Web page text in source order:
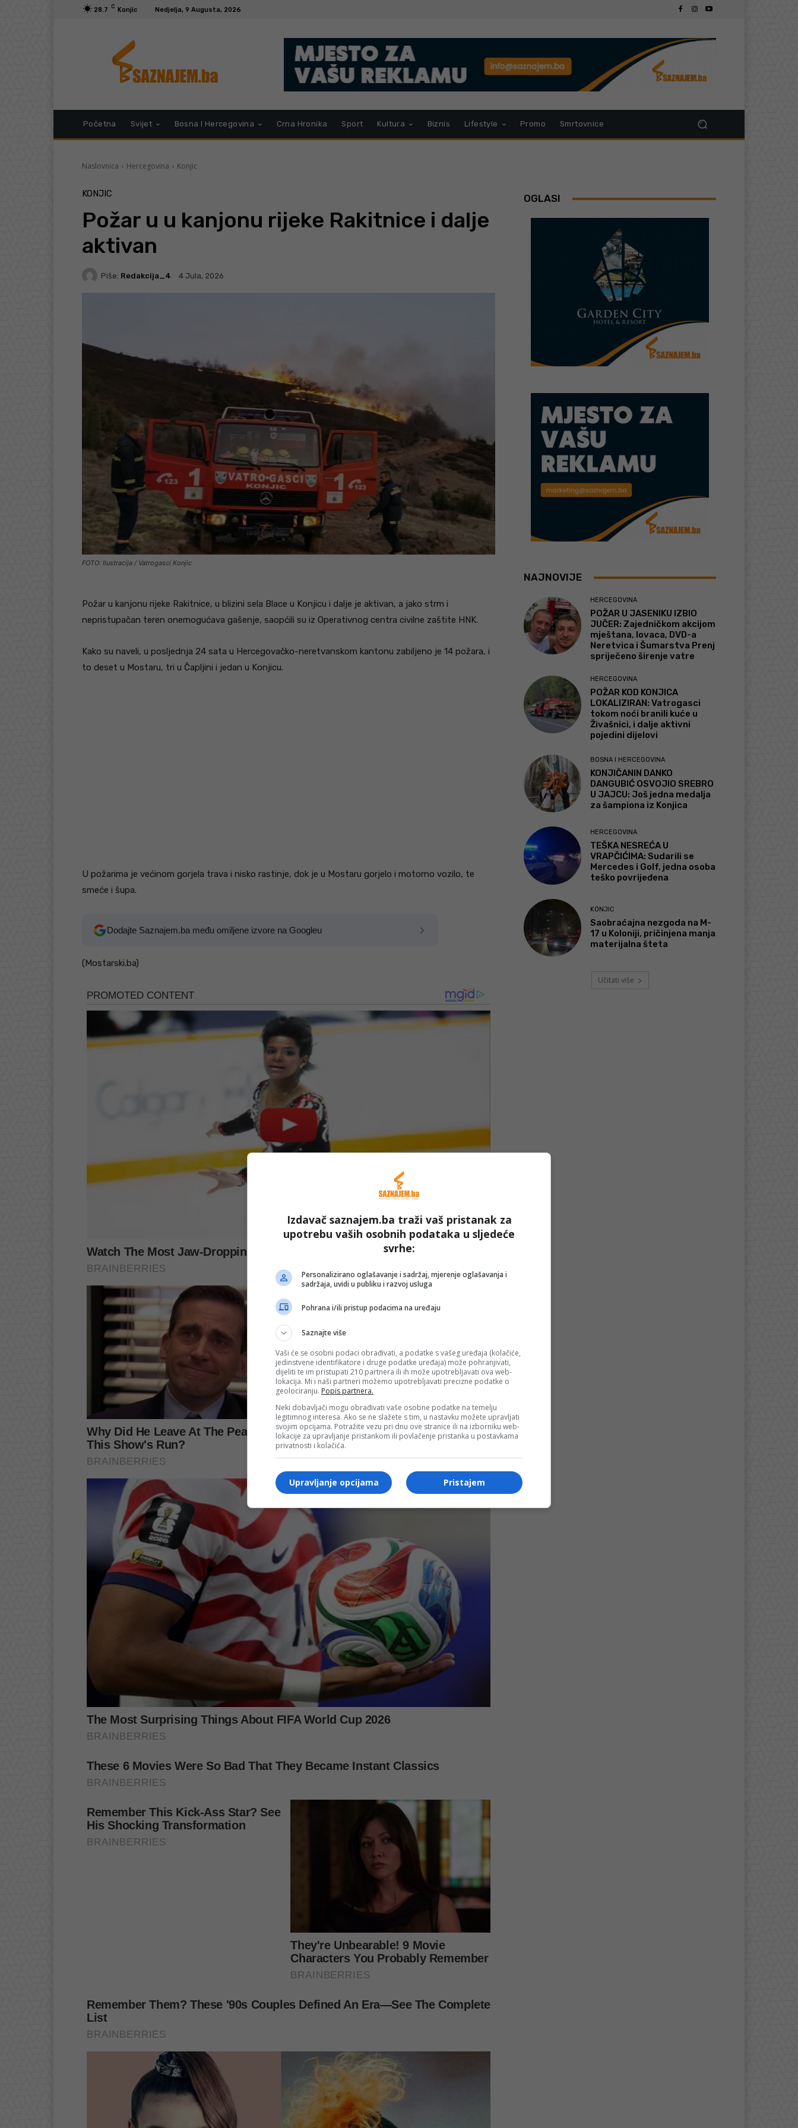
28.7 C Konjic Nedjelja, 9 Augusta, 2026
Početna Svijet Bosna I Hercegovina Crna Hronika Sport Kultura Biznis Lifestyle Promo Smrtovnice
Naslovnica Hercegovina Konjic
KONJIC
Požar u u kanjonu rijeke Rakitnice i dalje
aktivan
Piše: Redakcija_4 4 Jula, 2026
FOTO: Ilustracija / Vatrogasci Konjic
Požar u kanjonu rijeke Rakitnice, u blizini sela Blace u Konjicu i dalje je aktivan, a jako strm i
nepristupačan teren onemogućava gašenje, saopćili su iz Operativnog centra civilne zaštite HNK.
Kako su naveli, u posljednja 24 sata u Hercegovačko-neretvanskom kantonu zabiljeno je 14 požara, i
to deset u Mostaru, tri u Čapljini i jedan u Konjicu.
U požarima je većinom gorjela trava i nisko rastinje, dok je u Mostaru gorjelo i motorno vozilo, te
smeće i šupa.
Dodajte Saznajem.ba među omiljene izvore na Googleu
(Mostarski.ba)
OGLASI
NAJNOVIJE
HERCEGOVINA
POŽAR U JASENIKU IZBIO
JUČER: Zajedničkom akcijom
mještana, lovaca, DVD-a
Neretvica i Šumarstva Prenj
spriječeno širenje vatre
HERCEGOVINA
POŽAR KOD KONJICA
LOKALIZIRAN: Vatrogasci
tokom noći branili kuće u
Živašnici, i dalje aktivni
pojedini dijelovi
BOSNA I HERCEGOVINA
KONJIČANIN DANKO
DANGUBIĆ OSVOJIO SREBRO
U JAJCU: Još jedna medalja
za šampiona iz Konjica
HERCEGOVINA
TEŠKA NESREĆA U
VRAPČIĆIMA: Sudarili se
Mercedes i Golf, jedna osoba
teško povrijeđena
KONJIC
Saobraćajna nezgoda na M-
17 u Koloniji, pričinjena manja
materijalna šteta
Učitati više
Izdavač saznajem.ba traži vaš pristanak za
upotrebu vaših osobnih podataka u sljedeće
svrhe:
Personalizirano oglašavanje i sadržaj, mjerenje oglašavanja i
sadržaja, uvidi u publiku i razvoj usluga
Pohrana i/ili pristup podacima na uređaju
Saznajte više
Vaši će se osobni podaci obrađivati, a podatke s vašeg uređaja (kolačiće,
jedinstvene identifikatore i druge podatke uređaja) može pohranjivati,
dijeliti te im pristupati 210 partnera ili ih može upotrebljavati ova web-
lokacija. Mi i naši partneri možemo upotrebljavati precizne podatke o
geolociranju. Popis partnera.
Neki dobavljači mogu obrađivati vaše osobne podatke na temelju
legitimnog interesa. Ako se ne slažete s tim, u nastavku možete upravljati
svojim opcijama. Potražite vezu pri dnu ove stranice ili na izborniku web-
lokacije za upravljanje pristankom ili povlačenje pristanka u postavkama
privatnosti i kolačića.
Pristajem
Upravljanje opcijama